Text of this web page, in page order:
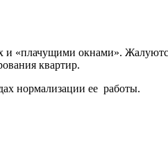
«плачущими окнами».
квартир.
нормализации ее работы.